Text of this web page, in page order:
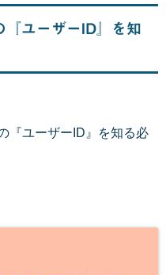
『ユーザーID』を知
『ユーザーID』を知る必